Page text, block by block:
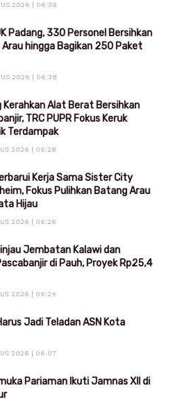
2026 | 06:39
Padang, 330 Personel Bersihkan
hingga Bagikan 250 Paket
2026 | 06:38
Kerahkan Alat Berat Bersihkan
TRC PUPR Fokus Keruk
Terdampak
2026 | 06:28
Kerja Sama Sister City
Fokus Pulihkan Batang Arau
Hijau
2026 | 06:26
Jembatan Kalawi dan
di Pauh, Proyek Rp25,4
2026 | 06:24
Jadi Teladan ASN Kota
2026 | 06:07
Pariaman Ikuti Jamnas XII di